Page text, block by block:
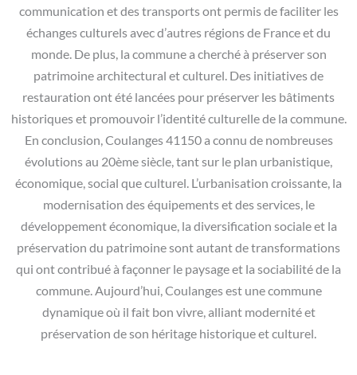
communication et des transports ont permis de faciliter les
échanges culturels avec d’autres régions de France et du
monde. De plus, la commune a cherché à préserver son
patrimoine architectural et culturel. Des initiatives de
restauration ont été lancées pour préserver les bâtiments
historiques et promouvoir l’identité culturelle de la commune.
En conclusion, Coulanges 41150 a connu de nombreuses
évolutions au 20ème siècle, tant sur le plan urbanistique,
économique, social que culturel. L’urbanisation croissante, la
modernisation des équipements et des services, le
développement économique, la diversification sociale et la
préservation du patrimoine sont autant de transformations
qui ont contribué à façonner le paysage et la sociabilité de la
commune. Aujourd’hui, Coulanges est une commune
dynamique où il fait bon vivre, alliant modernité et
préservation de son héritage historique et culturel.